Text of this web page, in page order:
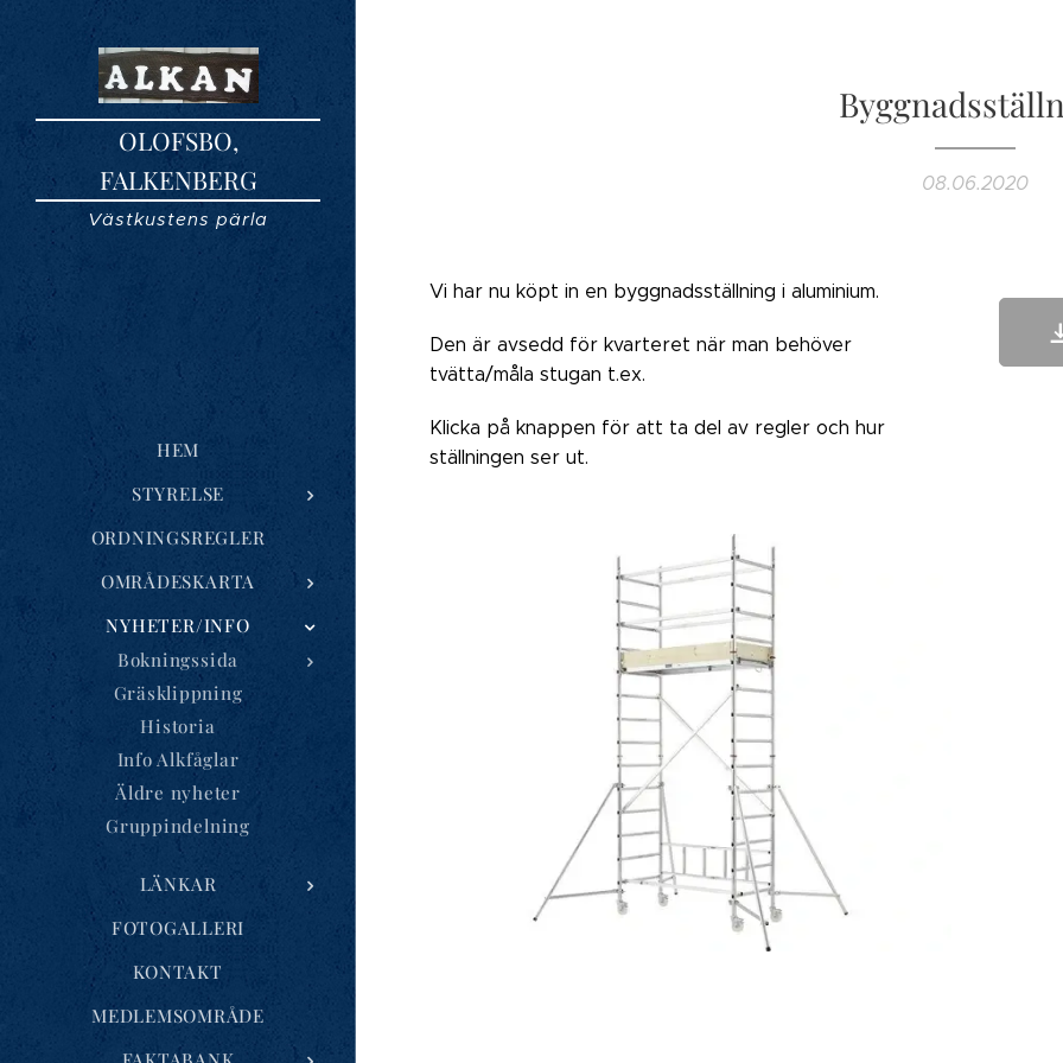
OLOFSBO,
FALKENBERG
Västkustens pärla
HEM
STYRELSE
ORDNINGSREGLER
OMRÅDESKARTA
NYHETER/INFO
Bokningssida
Gräsklippning
Historia
Info Alkfåglar
Äldre nyheter
Gruppindelning
LÄNKAR
FOTOGALLERI
KONTAKT
MEDLEMSOMRÅDE
08.06.2020
Vi har nu köpt in en byggnadsställning i aluminium.
Den är avsedd för kvarteret när man behöver
tvätta/måla stugan t.ex.
Klicka på knappen för att ta del av regler och hur
ställningen ser ut.